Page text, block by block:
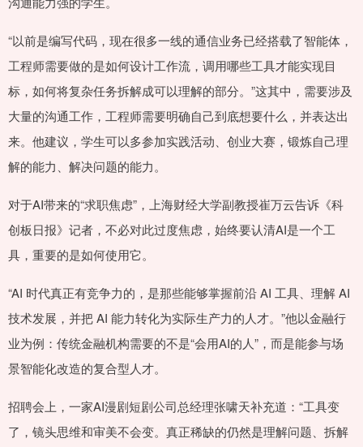
“以前是编写代码，现在很多一线的通信业务已经搭载了智能体，
工程师需要做的是如何设计工作流，调用哪些工具才能实现目
标，如何将复杂任务拆解成可以理解的部分。”这其中，需要涉及
大量的沟通工作，工程师需要明确自己到底想要什么，并表达出
来。他建议，学生可以多参加实践活动、创业大赛，锻炼自己理
解的能力、解决问题的能力。
对于AI带来的“求职焦虑”，上海财经大学副教授崔万云告诉《科
创板日报》记者，不必对此过度焦虑，始终要认清AI是一个工
具，重要的是如何使用它。
“AI 时代真正有竞争力的，是那些能够掌握前沿 AI 工具、理解 AI
技术发展，并把 AI 能力转化为实际生产力的人才。”他以金融行
业为例：传统金融机构需要的不是“会用AI的人”，而是能参与场
景智能化改造的复合型人才。
招聘会上，一家AI漫剧短剧公司总经理张啸天补充道：“工具变
了，镜头思维和审美不会变。真正稀缺的仍然是理解问题、拆解